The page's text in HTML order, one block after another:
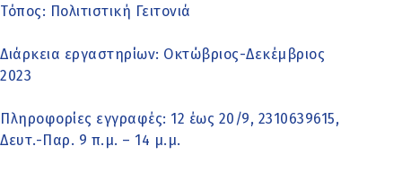
Τόπος: Πολιτιστική Γειτονιά
Διάρκεια εργαστηρίων: Οκτώβριος-Δεκέμβριος
2023
Πληροφορίες εγγραφές: 12 έως 20/9, 2310639615,
Δευτ.-Παρ. 9 π.μ. – 14 μ.μ.